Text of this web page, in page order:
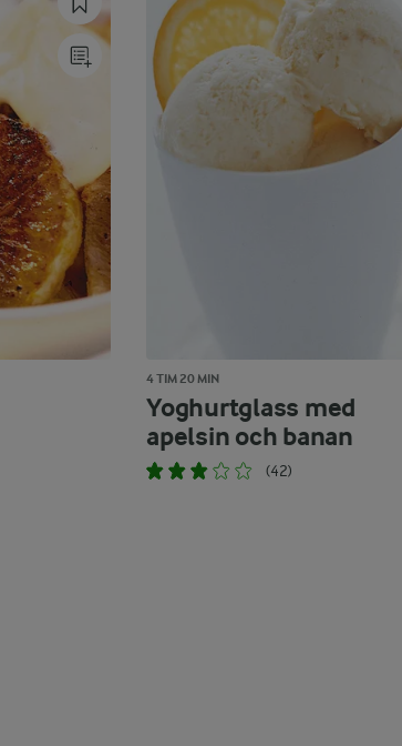
4 TIM 20 MIN
Yoghurtglass med
apelsin och banan
(42)